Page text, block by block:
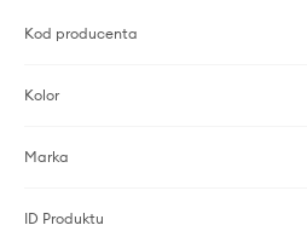
Kod producenta
Kolor
Marka
ID Produktu